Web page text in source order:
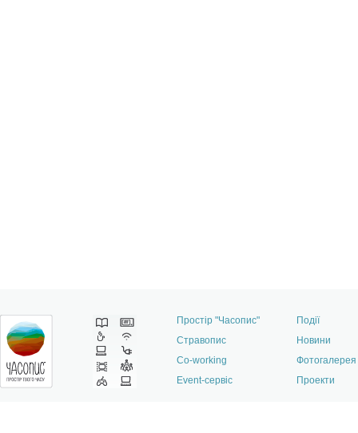
Простір "Часопис"
Події
Стравопис
Новини
Co-working
Фотогалерея
Event-сервіс
Проекти